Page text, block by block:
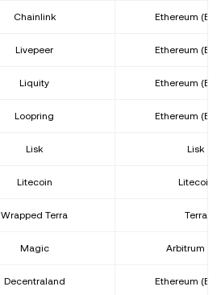
Chainlink Ethereum
Livepeer Ethereum
Liquity Ethereum
Loopring Ethereum
Lisk Lisk
Litecoin Litecoin
Wrapped Terra Terra
Magic Arbitrum
Decentraland Ethereum